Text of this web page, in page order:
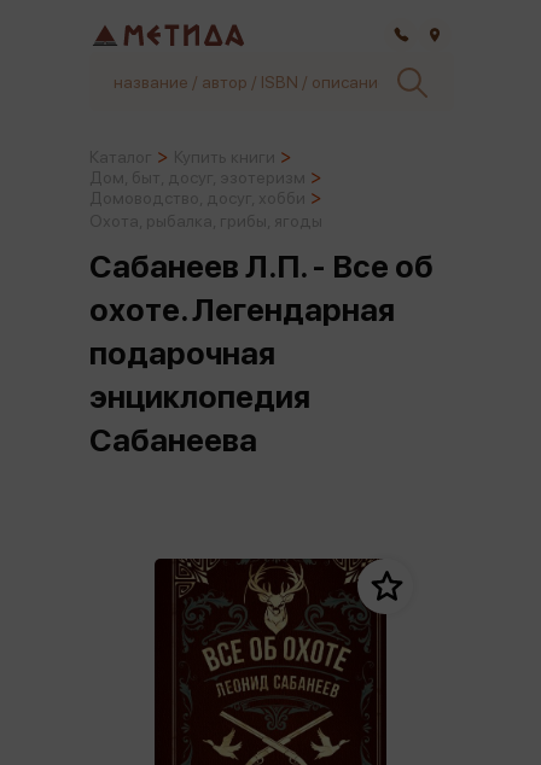
Сабанеев Л.П. - Все об
охоте. Легендарная
подарочная
энциклопедия
Сабанеева